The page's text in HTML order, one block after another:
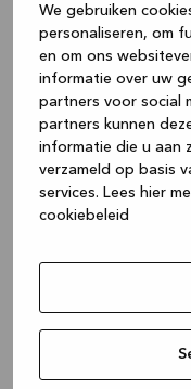
We gebruiken
personaliseren, om
en om ons
informatie over uw
partners voor social
partners kunnen
informatie die u aan
verzameld op basis
services. Lees hier
cookiebeleid